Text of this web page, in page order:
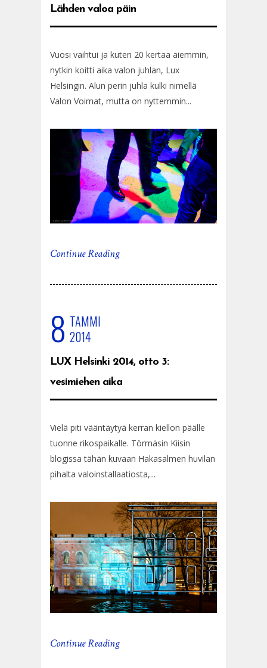
Lähden valoa päin
Vuosi vaihtui ja kuten 20 kertaa aiemmin,
nytkin koitti aika valon juhlan, Lux
Helsingin. Alun perin juhla kulki nimellä
Valon Voimat, mutta on nyttemmin...
Continue Reading
8 TAMMI
2014
LUX Helsinki 2014, otto 3:
vesimiehen aika
Vielä piti vääntäytyä kerran kiellon päälle
tuonne rikospaikalle. Törmäsin Kiisin
blogissa tähän kuvaan Hakasalmen huvilan
pihalta valoinstallaatiosta,...
Continue Reading